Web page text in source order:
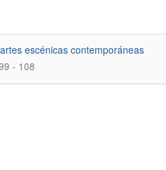
escénicas contemporáneas
- 108